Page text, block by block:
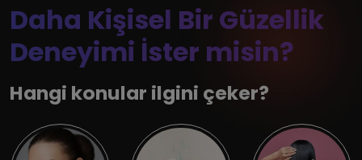
Daha Kişisel Bir Güzellik
Deneyimi İster misin?
Hangi konular ilgini çeker?